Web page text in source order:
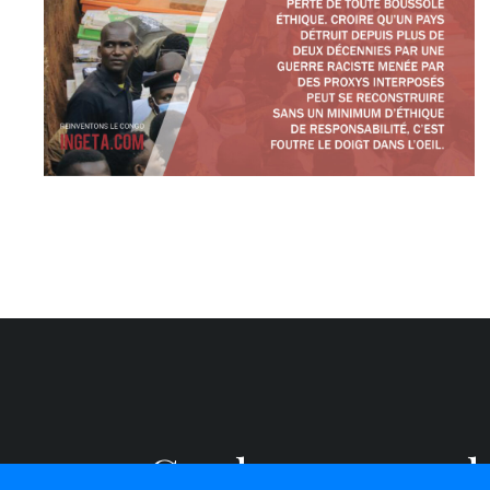
« Gardons-nous